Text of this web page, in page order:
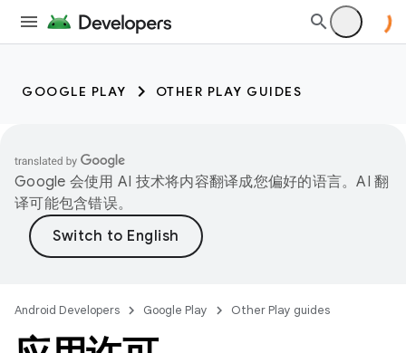
GOOGLE PLAY OTHER PLAY GUIDES
Google 会使用 AI 技术将内容翻译成您偏好的语言。AI 翻
译可能包含错误。
Android Developers Google Play Other Play guides